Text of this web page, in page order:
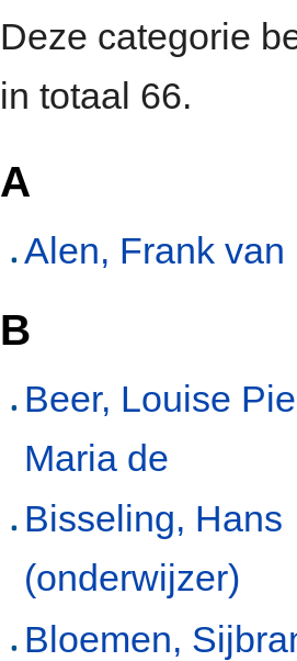
Deze categorie
in totaal 66.
A
Alen, Frank van
B
Beer, Louise
Maria de
Bisseling, Hans
(onderwijzer)
Bloemen,